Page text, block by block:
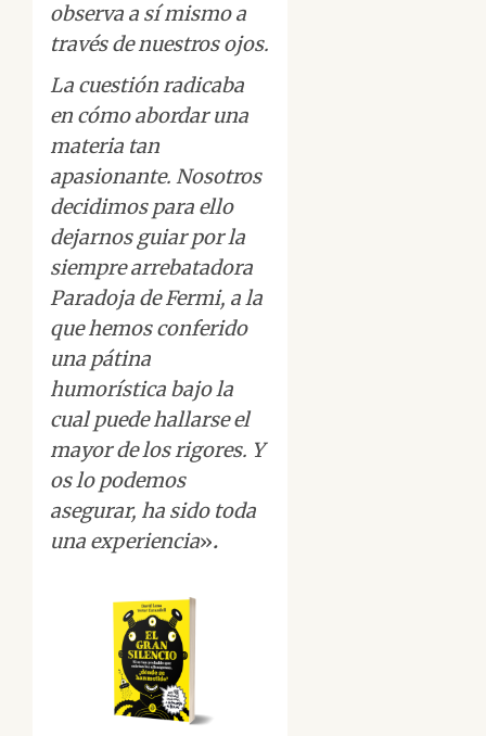
observa a sí mismo a
través de nuestros ojos.
La cuestión radicaba
en cómo abordar una
materia tan
apasionante. Nosotros
decidimos para ello
dejarnos guiar por la
siempre arrebatadora
Paradoja de Fermi, a la
que hemos conferido
una pátina
humorística bajo la
cual puede hallarse el
mayor de los rigores. Y
os lo podemos
asegurar, ha sido toda
una experiencia».